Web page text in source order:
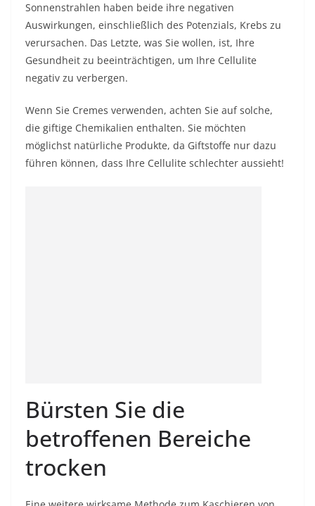
Sonnenstrahlen haben beide ihre negativen
Auswirkungen, einschließlich des Potenzials, Krebs zu
verursachen. Das Letzte, was Sie wollen, ist, Ihre
Gesundheit zu beeinträchtigen, um Ihre Cellulite
negativ zu verbergen.
Wenn Sie Cremes verwenden, achten Sie auf solche,
die giftige Chemikalien enthalten. Sie möchten
möglichst natürliche Produkte, da Giftstoffe nur dazu
führen können, dass Ihre Cellulite schlechter aussieht!
Bürsten Sie die
betroffenen Bereiche
trocken